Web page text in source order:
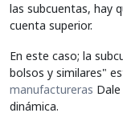
las subcuentas, hay
cuenta superior.
En este caso; la
bolsos y similares"
manufactureras
dinámica.